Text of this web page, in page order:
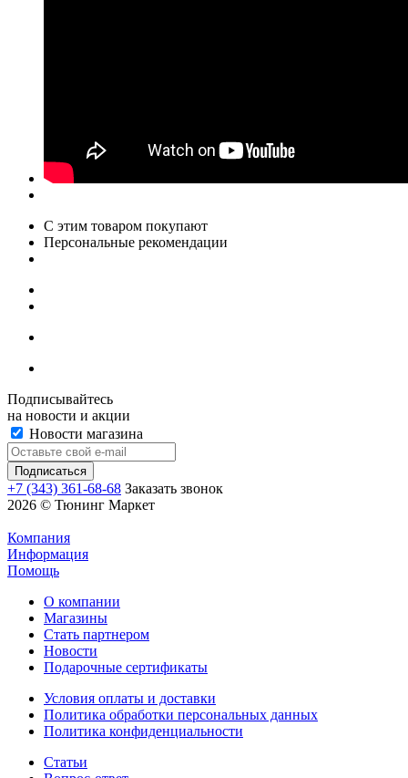
С этим товаром покупают
Персональные рекомендации
Подписывайтесь
на новости и акции
Новости магазина
+7 (343) 361-68-68 Заказать звонок
2026 © Тюнинг Маркет
Компания
Информация
Помощь
О компании
Магазины
Стать партнером
Новости
Подарочные сертификаты
Условия оплаты и доставки
Политика обработки персональных данных
Политика конфиденциальности
Статьи